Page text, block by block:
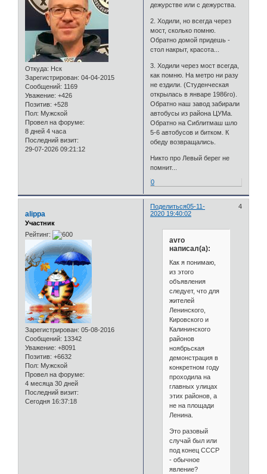
Откуда: Нск
Зарегистрирован: 04-04-2015
Сообщений: 1169
Уважение: +426
Позитив: +528
Пол: Мужской
Провел на форуме:
8 дней 4 часа
Последний визит:
29-07-2026 09:21:12
дежурстве или с дежурства.
2. Ходили, но всегда через
мост, сколько помню.
Обратно домой придешь -
стол накрыт, красота...
3. Ходили через мост всегда,
как помню. На метро ни разу
не ездили. (Студенческая
открылась в январе 1986го).
Обратно наш завод забирали
автобусы из района ЦУМа.
Обратно на Сиблитмаш шло
5-6 автобусов и битком. К
обеду возвращались.
Никто про Левый берег не
помнит...
0
Поделиться 4
05-11-
2020 19:40:02
alippa
Участник
Рейтинг:
Зарегистрирован: 05-08-2016
Сообщений: 13342
Уважение: +8091
Позитив: +6632
Пол: Мужской
Провел на форуме:
4 месяца 30 дней
Последний визит:
Сегодня 16:37:18
avro
написал(а):
Как я понимаю,
из этого
объявления
следует, что для
жителей
Ленинского,
Кировского и
Калининского
районов
ноябрьская
демонстрация в
конкретном году
проходила на
главных улицах
этих районов, а
не на площади
Ленина.
Это разовый
случай был или
под конец СССР
- обычное
явление?